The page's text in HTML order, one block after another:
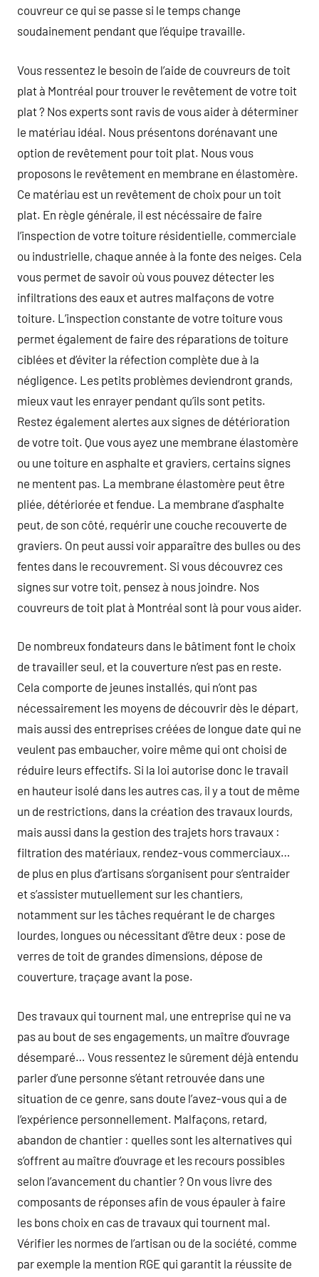
couvreur ce qui se passe si le temps change
soudainement pendant que l’équipe travaille.
Vous ressentez le besoin de l’aide de couvreurs de toit
plat à Montréal pour trouver le revêtement de votre toit
plat ? Nos experts sont ravis de vous aider à déterminer
le matériau idéal. Nous présentons dorénavant une
option de revêtement pour toit plat. Nous vous
proposons le revêtement en membrane en élastomère.
Ce matériau est un revêtement de choix pour un toit
plat. En règle générale, il est nécéssaire de faire
l’inspection de votre toiture résidentielle, commerciale
ou industrielle, chaque année à la fonte des neiges. Cela
vous permet de savoir où vous pouvez détecter les
infiltrations des eaux et autres malfaçons de votre
toiture. L’inspection constante de votre toiture vous
permet également de faire des réparations de toiture
ciblées et d’éviter la réfection complète due à la
négligence. Les petits problèmes deviendront grands,
mieux vaut les enrayer pendant qu’ils sont petits.
Restez également alertes aux signes de détérioration
de votre toit. Que vous ayez une membrane élastomère
ou une toiture en asphalte et graviers, certains signes
ne mentent pas. La membrane élastomère peut être
pliée, détériorée et fendue. La membrane d’asphalte
peut, de son côté, requérir une couche recouverte de
graviers. On peut aussi voir apparaître des bulles ou des
fentes dans le recouvrement. Si vous découvrez ces
signes sur votre toit, pensez à nous joindre. Nos
couvreurs de toit plat à Montréal sont là pour vous aider.
De nombreux fondateurs dans le bâtiment font le choix
de travailler seul, et la couverture n’est pas en reste.
Cela comporte de jeunes installés, qui n’ont pas
nécessairement les moyens de découvrir dès le départ,
mais aussi des entreprises créées de longue date qui ne
veulent pas embaucher, voire même qui ont choisi de
réduire leurs effectifs. Si la loi autorise donc le travail
en hauteur isolé dans les autres cas, il y a tout de même
un de restrictions, dans la création des travaux lourds,
mais aussi dans la gestion des trajets hors travaux :
filtration des matériaux, rendez-vous commerciaux…
de plus en plus d’artisans s’organisent pour s’entraider
et s’assister mutuellement sur les chantiers,
notamment sur les tâches requérant le de charges
lourdes, longues ou nécessitant d’être deux : pose de
verres de toit de grandes dimensions, dépose de
couverture, traçage avant la pose.
Des travaux qui tournent mal, une entreprise qui ne va
pas au bout de ses engagements, un maître d’ouvrage
désemparé… Vous ressentez le sûrement déjà entendu
parler d’une personne s’étant retrouvée dans une
situation de ce genre, sans doute l’avez-vous qui a de
l’expérience personnellement. Malfaçons, retard,
abandon de chantier : quelles sont les alternatives qui
s’offrent au maître d’ouvrage et les recours possibles
selon l’avancement du chantier ? On vous livre des
composants de réponses afin de vous épauler à faire
les bons choix en cas de travaux qui tournent mal.
Vérifier les normes de l’artisan ou de la société, comme
par exemple la mention RGE qui garantit la réussite de